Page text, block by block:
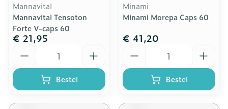
Mannavital
Mannavital Tensoton
Forte V-caps 60
€ 21,95
Bestel
Minami
Minami Morepa Caps 60
€ 41,20
Bestel